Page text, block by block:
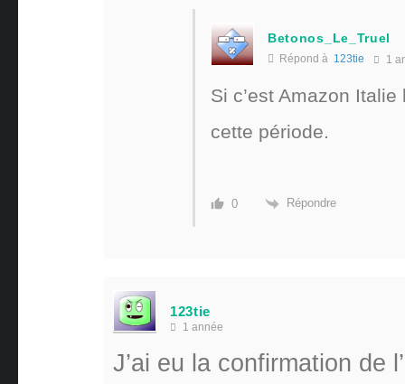
Betonos_Le_Truel
Répond à 123tie 1
Si c’est Amazon
cette période.
0 Répondre
123tie
1 année
J’ai eu la confirmation de